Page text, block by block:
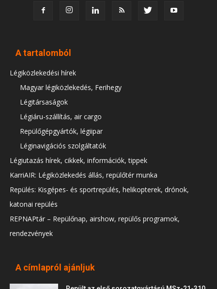
A tartalomból
Légiközlekedési hírek
Magyar légiközlekedés, Ferihegy
Légitársaságok
Légiáru-szállítás, air cargo
Repülőgépgyártók, légiipar
Léginavigációs szolgáltatók
Légiutazás hírek, cikkek, információk, tippek
KarriAIR: Légiközlekedés állás, repülőtér munka
Repülés: Kisgépes- és sportrepülés, helikopterek, drónok,
katonai repülés
REPNAPtár – Repülőnap, airshow, repülős programok,
rendezvények
A címlapról ajánljuk